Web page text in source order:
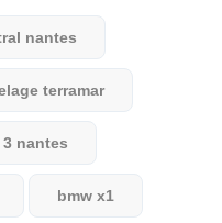
nantes
terramar
nantes
bmw x1